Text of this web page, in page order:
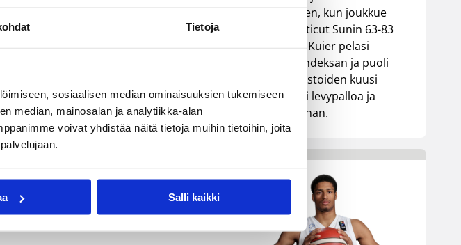
Tietoja
sosiaalisen median ominaisuuksien tukemiseen
median, mainosalan ja analytiikka-alan
voivat yhdistää näitä tietoja muihin tietoihin, joita
Salli kaikki
tappion jälkeen, kun joukkue
voitti Connecticut Sunin 63-83
(37-48). Awak Kuier pelasi
vaihdosta kahdeksan ja puoli
minuuttia tilastoiden kuusi
pistettä, kaksi levypalloa ja
yhden torjunnan.